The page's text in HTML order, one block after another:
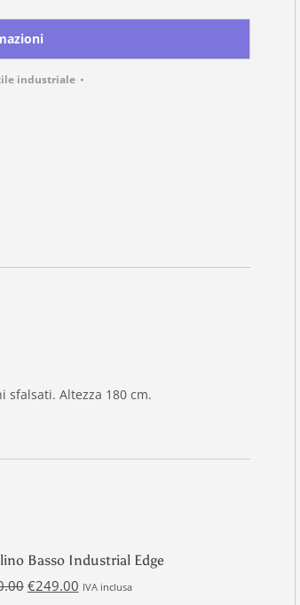
industriale
Altezza 180 cm.
Basso Industrial Edge
Il
€249.00IlIVA inclusa